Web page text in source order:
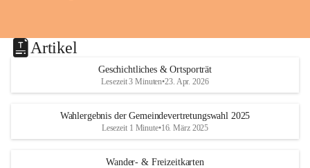
Artikel
Geschichtliches & Ortsporträt
Lesezeit 3 Minuten•23. Apr. 2026
Wahlergebnis der Gemeindevertretungswahl 2025
Lesezeit 1 Minute•16. März 2025
Wander- & Freizeitkarten